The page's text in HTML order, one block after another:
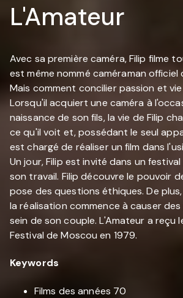
L'Amateur
Avec sa première caméra, Filip filme
est même nommé caméraman officiel
Mais comment concilier passion et
Lorsqu'il acquiert une caméra à
naissance de son fils, la vie de Filip
ce qu'il voit et, possédant le seul
est chargé de réaliser un film dans
Un jour, Filip est invité dans un
son travail. Filip découvre le pouvoir
pose des questions éthiques. De
la réalisation commence à causer
sein de son couple. L'Amateur a reçu
Festival de Moscou en 1979.
Keywords
Films des années 70